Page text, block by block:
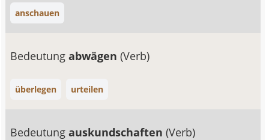
anschauen
Bedeutungabwägen(Verb)
überlegen urteilen
Bedeutungauskundschaften(Verb)